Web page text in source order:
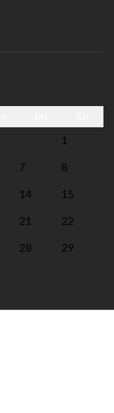
1
7 8
14 15
21 22
28 29